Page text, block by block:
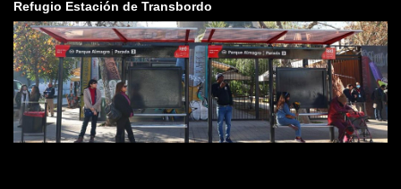
Refugio Estación de Transbordo